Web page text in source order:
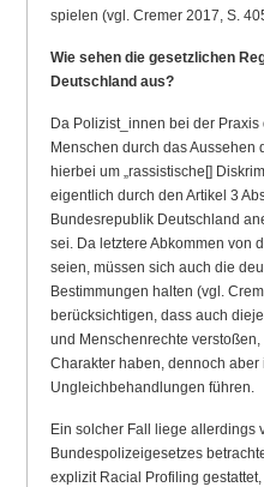
spielen (vgl. Cremer 2017, S.
Wie sehen die gesetzlichen
Deutschland aus?
Da Polizist_innen bei der
Menschen durch das
hierbei um „rassistische[]
eigentlich durch den Artikel 3
Bundesrepublik Deutschland
sei. Da letztere Abkommen von
seien, müssen sich auch die
Bestimmungen halten (vgl.
berücksichtigen, dass auch
und Menschenrechte
Charakter haben, dennoch
Ungleichbehandlungen führen.
Ein solcher Fall liege allerdings
Bundespolizeigesetzes
explizit Racial Profiling